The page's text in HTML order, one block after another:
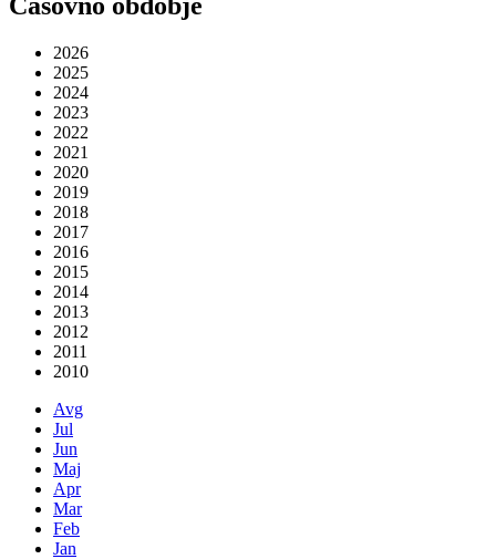
2026
2025
2024
2023
2022
2021
2020
2019
2018
2017
2016
2015
2014
2013
2012
2011
2010
Avg
Jul
Jun
Maj
Apr
Mar
Feb
Jan